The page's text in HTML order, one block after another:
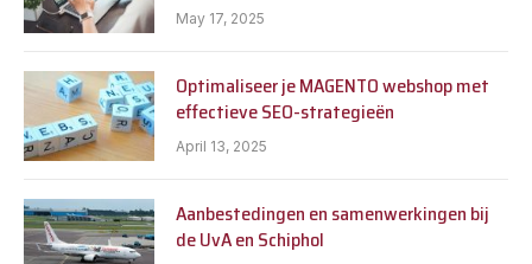
May 17, 2025
Optimaliseer je MAGENTO webshop met
effectieve SEO-strategieën
April 13, 2025
Aanbestedingen en samenwerkingen bij
de UvA en Schiphol